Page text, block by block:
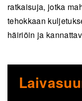
ratkaisuja, jotka
tehokkaan
häiriöin ja